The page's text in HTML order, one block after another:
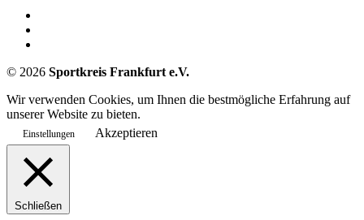
© 2026 Sportkreis Frankfurt e.V.
Wir verwenden Cookies, um Ihnen die bestmögliche Erfahrung auf
unserer Website zu bieten.
Einstellungen Akzeptieren
Schließen